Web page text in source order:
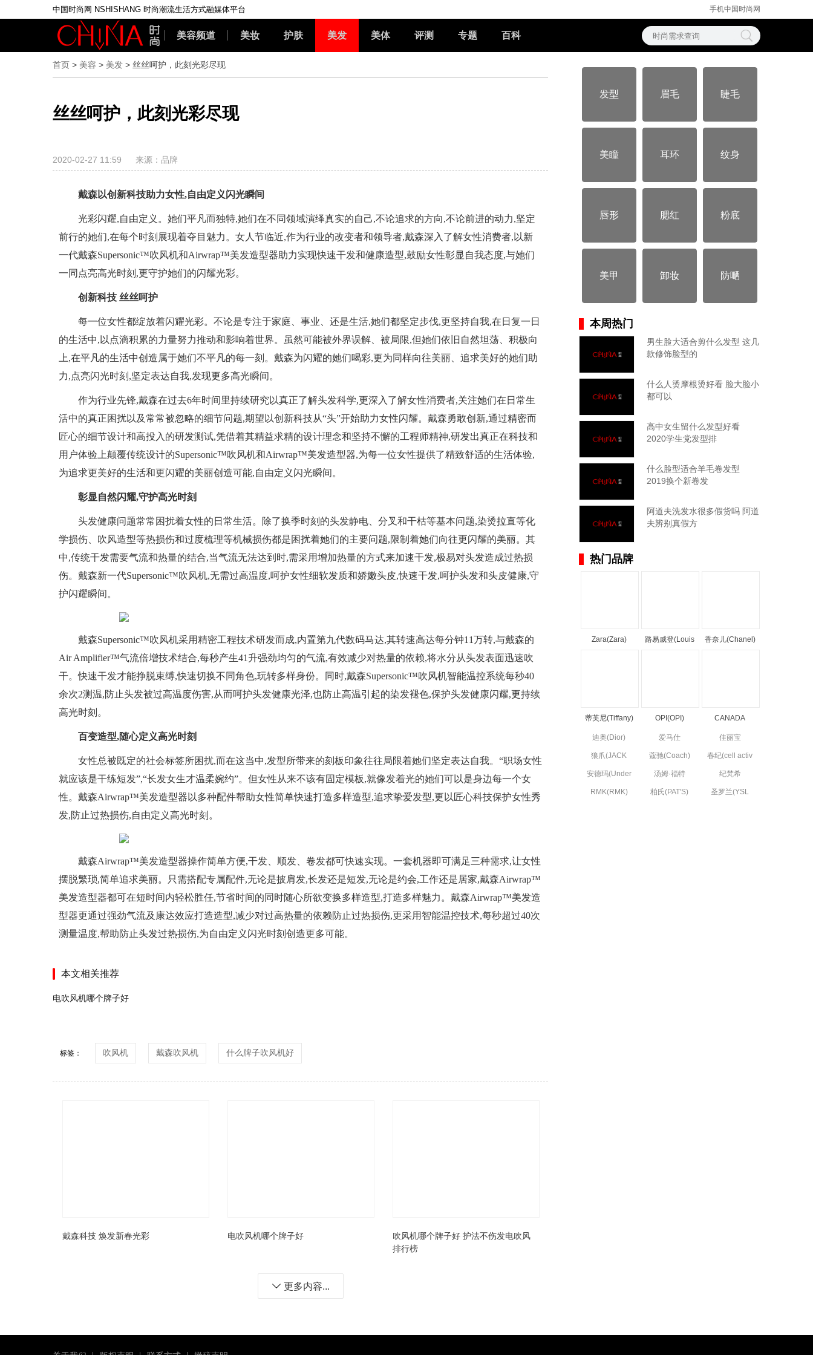
中国时尚网 NSHISHANG 时尚潮流生活方式融媒体平台 手机中国时尚网
美容频道 美妆 护肤 美发 美体 评测 专题 百科
首页 > 美容 > 美发 > 丝丝呵护，此刻光彩尽现
丝丝呵护，此刻光彩尽现
2020-02-27 11:59 来源：品牌
戴森以创新科技助力女性,自由定义闪光瞬间
光彩闪耀,自由定义。她们平凡而独特,她们在不同领域演绎真实的自己,不论追求的方向,不论前进的动力,坚定
前行的她们,在每个时刻展现着夺目魅力。女人节临近,作为行业的改变者和领导者,戴森深入了解女性消费者,以新
一代戴森Supersonic™吹风机和Airwrap™美发造型器助力实现快速干发和健康造型,鼓励女性彰显自我态度,与她们
一同点亮高光时刻,更守护她们的闪耀光彩。
创新科技 丝丝呵护
每一位女性都绽放着闪耀光彩。不论是专注于家庭、事业、还是生活,她们都坚定步伐,更坚持自我,在日复一日
的生活中,以点滴积累的力量努力推动和影响着世界。虽然可能被外界误解、被局限,但她们依旧自然坦荡、积极向
上,在平凡的生活中创造属于她们不平凡的每一刻。戴森为闪耀的她们喝彩,更为同样向往美丽、追求美好的她们助
力,点亮闪光时刻,坚定表达自我,发现更多高光瞬间。
作为行业先锋,戴森在过去6年时间里持续研究以真正了解头发科学,更深入了解女性消费者,关注她们在日常生
活中的真正困扰以及常常被忽略的细节问题,期望以创新科技从“头”开始助力女性闪耀。戴森勇敢创新,通过精密而
匠心的细节设计和高投入的研发测试,凭借着其精益求精的设计理念和坚持不懈的工程师精神,研发出真正在科技和
用户体验上颠覆传统设计的Supersonic™吹风机和Airwrap™美发造型器,为每一位女性提供了精致舒适的生活体验,
为追求更美好的生活和更闪耀的美丽创造可能,自由定义闪光瞬间。
彰显自然闪耀,守护高光时刻
头发健康问题常常困扰着女性的日常生活。除了换季时刻的头发静电、分叉和干枯等基本问题,染烫拉直等化
学损伤、吹风造型等热损伤和过度梳理等机械损伤都是困扰着她们的主要问题,限制着她们向往更闪耀的美丽。其
中,传统干发需要气流和热量的结合,当气流无法达到时,需采用增加热量的方式来加速干发,极易对头发造成过热损
伤。戴森新一代Supersonic™吹风机,无需过高温度,呵护女性细软发质和娇嫩头皮,快速干发,呵护头发和头皮健康,守
护闪耀瞬间。
戴森Supersonic™吹风机采用精密工程技术研发而成,内置第九代数码马达,其转速高达每分钟11万转,与戴森的
Air Amplifier™气流倍增技术结合,每秒产生41升强劲均匀的气流,有效减少对热量的依赖,将水分从头发表面迅速吹
干。快速干发才能挣脱束缚,快速切换不同角色,玩转多样身份。同时,戴森Supersonic™吹风机智能温控系统每秒40
余次2测温,防止头发被过高温度伤害,从而呵护头发健康光泽,也防止高温引起的染发褪色,保护头发健康闪耀,更持续
高光时刻。
百变造型,随心定义高光时刻
女性总被既定的社会标签所困扰,而在这当中,发型所带来的刻板印象往往局限着她们坚定表达自我。“职场女性
就应该是干练短发”,“长发女生才温柔婉约”。但女性从来不该有固定模板,就像发着光的她们可以是身边每一个女
性。戴森Airwrap™美发造型器以多种配件帮助女性简单快速打造多样造型,追求挚爱发型,更以匠心科技保护女性秀
发,防止过热损伤,自由定义高光时刻。
戴森Airwrap™美发造型器操作简单方便,干发、顺发、卷发都可快速实现。一套机器即可满足三种需求,让女性
摆脱繁琐,简单追求美丽。只需搭配专属配件,无论是披肩发,长发还是短发,无论是约会,工作还是居家,戴森Airwrap™
美发造型器都可在短时间内轻松胜任,节省时间的同时随心所欲变换多样造型,打造多样魅力。戴森Airwrap™美发造
型器更通过强劲气流及康达效应打造造型,减少对过高热量的依赖防止过热损伤,更采用智能温控技术,每秒超过40次
测量温度,帮助防止头发过热损伤,为自由定义闪光时刻创造更多可能。
本文相关推荐
电吹风机哪个牌子好
标签： 吹风机 戴森吹风机 什么牌子吹风机好
戴森科技 焕发新春光彩 电吹风机哪个牌子好
吹风机哪个牌子好 护法不伤发电吹风
排行榜
更多内容...
发型 眉毛 睫毛
美瞳 耳环 纹身
唇形 腮红 粉底
美甲 卸妆 防嗮
本周热门
男生脸大适合剪什么发型 这几
款修饰脸型的
什么人烫摩根烫好看 脸大脸小
都可以
高中女生留什么发型好看
2020学生党发型排
什么脸型适合羊毛卷发型
2019换个新卷发
阿道夫洗发水很多假货吗 阿道
夫辨别真假方
热门品牌
Zara(Zara)
路易威登(Louis
香奈儿(Chanel)
蒂芙尼(Tiffany) OPI(OPI)
CANADA
GOOSE)
迪奥(Dior)
爱马仕
佳丽宝
狼爪(JACK
蔻驰(Coach)
春纪(cell activ
安德玛(Under
汤姆·福特
纪梵希
RMK(RMK) 柏氏(PAT'S)
圣罗兰(YSL